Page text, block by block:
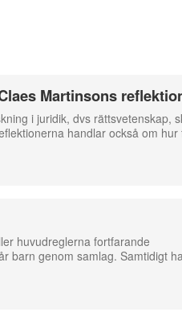
Martinsons
i juridik, dvs rättsvetenskap,
handlar också om hur
huvudreglerna fortfarande
barn genom samlag. Samtidigt